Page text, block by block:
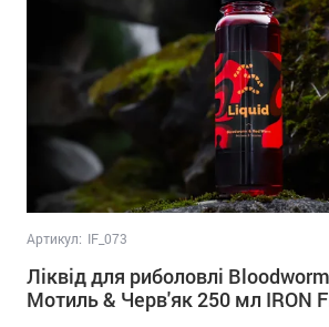
Артикул: IF_073
Ліквід для риболовлі
Мотиль & Черв'як 250 мл IRON